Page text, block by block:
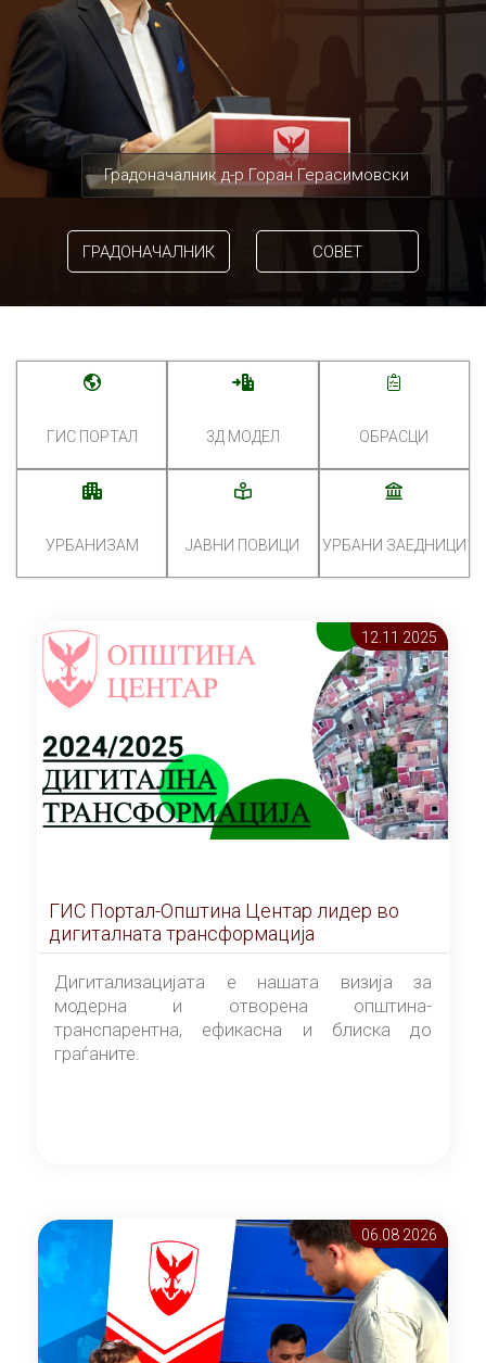
Градоначалник д-р Горан Герасимовски
ГРАДОНАЧАЛНИК СОВЕТ
ГИС ПОРТАЛ 3Д МОДЕЛ ОБРАСЦИ
УРБАНИЗАМ ЈАВНИ ПОВИЦИ УРБАНИ ЗАЕДНИЦИ
12.11 2025
ГИС Портал-Општина Центар лидер во
дигиталната трансформација
Дигитализацијата е нашата визија за
модерна и отворена општина-
транспарентна, ефикасна и блиска до
граѓаните.
06.08 2026